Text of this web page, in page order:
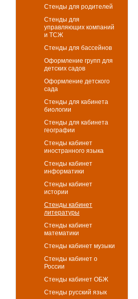
Стенды для родителей
Стенды для
управляющих компаний
и ТСЖ
Стенды для бассейнов
Оформление групп для
детских садов
Оформление детского
сада
Стенды для кабинета
биологии
Стенды для кабинета
географии
Стенды кабинет
иностранного языка
Стенды кабинет
информатики
Стенды кабинет
истории
Стенды кабинет
литературы
Стенды кабинет
математики
Стенды кабинет музыки
Стенды кабинет о
России
Стенды кабинет ОБЖ
Стенды русский язык